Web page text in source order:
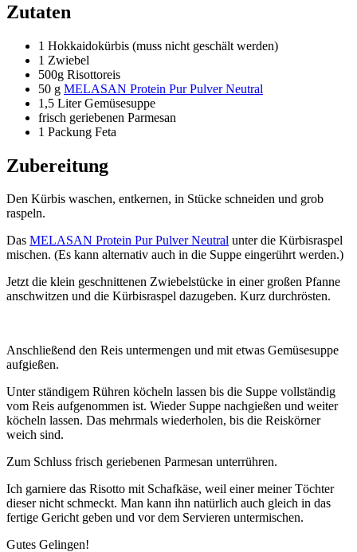
Zutaten
1 Hokkaidokürbis (muss nicht geschält werden)
1 Zwiebel
500g Risottoreis
50 g MELASAN Protein Pur Pulver Neutral
1,5 Liter Gemüsesuppe
frisch geriebenen Parmesan
1 Packung Feta
Zubereitung
Den Kürbis waschen, entkernen, in Stücke schneiden und grob
raspeln.
Das MELASAN Protein Pur Pulver Neutral unter die Kürbisraspel
mischen. (Es kann alternativ auch in die Suppe eingerührt werden.)
Jetzt die klein geschnittenen Zwiebelstücke in einer großen Pfanne
anschwitzen und die Kürbisraspel dazugeben. Kurz durchrösten.
Anschließend den Reis untermengen und mit etwas Gemüsesuppe
aufgießen.
Unter ständigem Rühren köcheln lassen bis die Suppe vollständig
vom Reis aufgenommen ist. Wieder Suppe nachgießen und weiter
köcheln lassen. Das mehrmals wiederholen, bis die Reiskörner
weich sind.
Zum Schluss frisch geriebenen Parmesan unterrühren.
Ich garniere das Risotto mit Schafkäse, weil einer meiner Töchter
dieser nicht schmeckt. Man kann ihn natürlich auch gleich in das
fertige Gericht geben und vor dem Servieren untermischen.
Gutes Gelingen!